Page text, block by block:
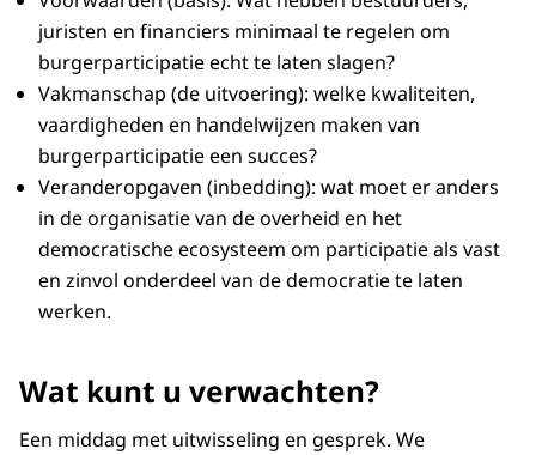
juristen en financiers minimaal te regelen om
burgerparticipatie echt te laten slagen?
Vakmanschap (de uitvoering): welke kwaliteiten,
vaardigheden en handelwijzen maken van
burgerparticipatie een succes?
Veranderopgaven (inbedding): wat moet er anders
in de organisatie van de overheid en het
democratische ecosysteem om participatie als vast
en zinvol onderdeel van de democratie te laten
werken.
Wat kunt u verwachten?
Een middag met uitwisseling en gesprek. We